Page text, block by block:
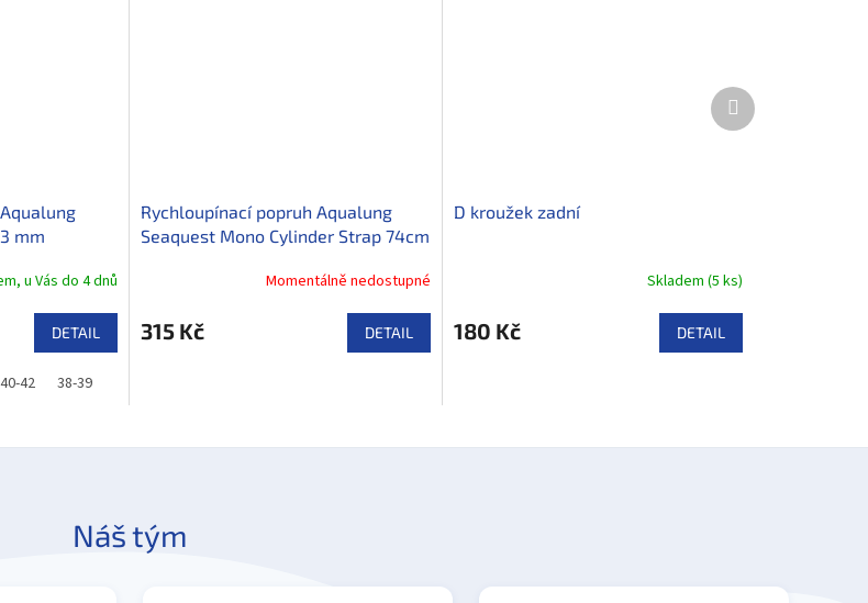
3 mm
u Vás do 4 dnů
DETAIL
40-42 38-39
Rychloupínací popruh Aqualung
Seaquest Mono Cylinder Strap 74cm
Momentálně nedostupné
315 Kč DETAIL
D kroužek zadní
Skladem (5 ks)
180 Kč DETAIL
Další
produkt
Náš tým